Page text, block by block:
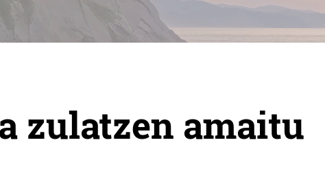
zulatzen amaitu